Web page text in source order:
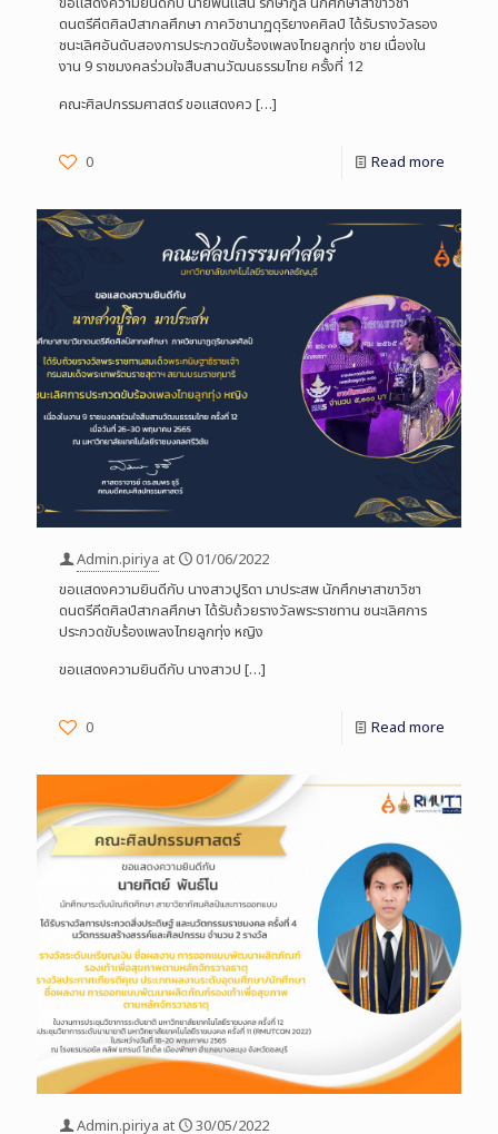
ดนตรีคีตศิลป์สากลศึกษา ภาควิชานาฏดุริยางคศิลป์ ได้รับรางวัลรอง
ชนะเลิศอันดับสองการประกวดขับร้องเพลงไทยลูกทุ่ง ชาย เนื่องใน
งาน 9 ราชมงคลร่วมใจสืบสานวัฒนธรรมไทย ครั้งที่ 12
คณะศิลปกรรมศาสตร์ ขอแสดงคว […]
0 Read more
Admin.piriya at
01/06/2022
ขอแสดงความยินดีกับ นางสาวปูริดา มาประสพ นักศึกษาสาขาวิชา
ดนตรีคีตศิลป์สากลศึกษา ได้รับถ้วยรางวัลพระราชทาน ชนะเลิศการ
ประกวดขับร้องเพลงไทยลูกทุ่ง หญิง
ขอแสดงความยินดีกับ นางสาวป […]
0 Read more
Admin.piriya at 30/05/2022